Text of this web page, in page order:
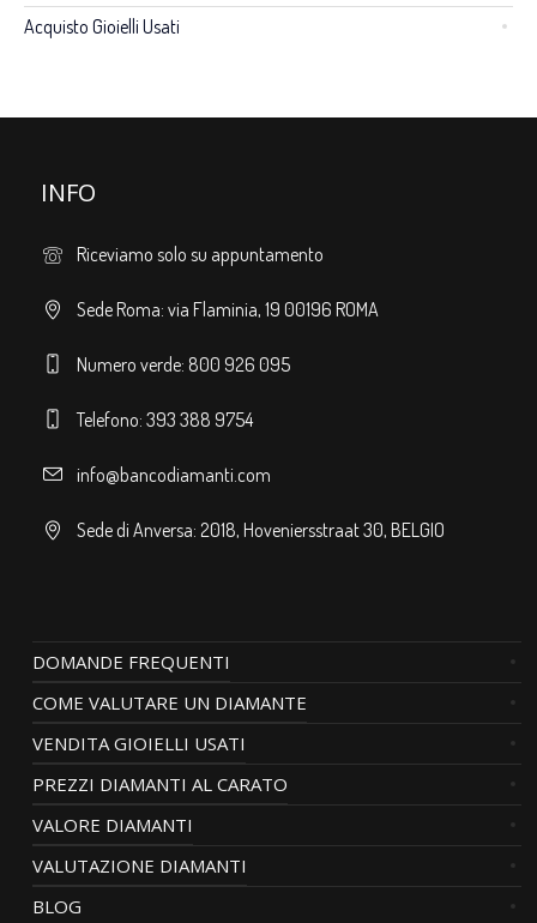
Acquisto Gioielli Usati
INFO
Riceviamo solo su appuntamento
Sede Roma: via Flaminia, 19 00196 ROMA
Numero verde: 800 926 095
Telefono: 393 388 9754
info@bancodiamanti.com
Sede di Anversa: 2018, Hoveniersstraat 30, BELGIO
DOMANDE FREQUENTI
COME VALUTARE UN DIAMANTE
VENDITA GIOIELLI USATI
PREZZI DIAMANTI AL CARATO
VALORE DIAMANTI
VALUTAZIONE DIAMANTI
BLOG